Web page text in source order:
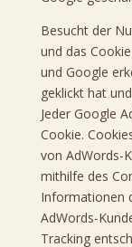
Besucht der
und das
und Google
geklickt hat
Jeder Google
Cookie.
von AdWords-
mithilfe des
Informationen
AdWords-
Tracking